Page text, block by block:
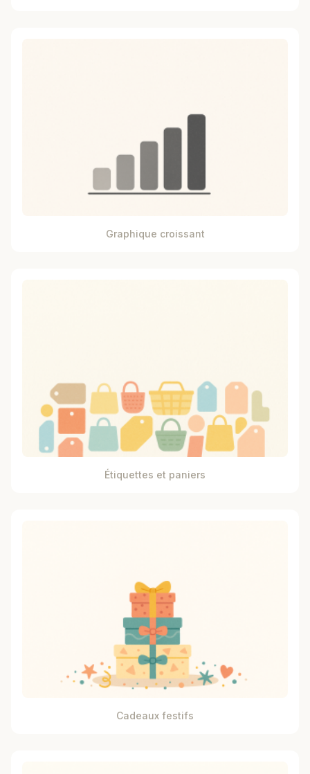
Graphique croissant
Étiquettes et paniers
Cadeaux festifs